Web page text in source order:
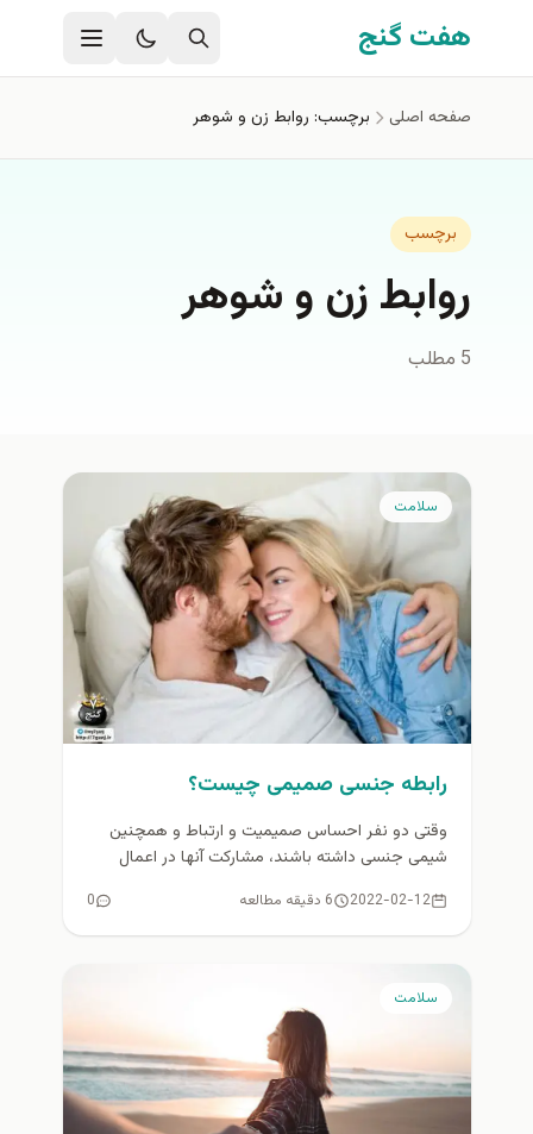
رفتن به محتوای اصلی
هفت گنج
صفحه اصلی برچسب: روابط زن و شوهر
برچسب
روابط زن و شوهر
5 مطلب
سلامت
رابطه جنسی صمیمی چیست؟
وقتی دو نفر احساس صمیمیت و ارتباط و همچنین
شیمی جنسی داشته باشند، مشارکت آنها در اعمال
2022-02-12 6 دقیقه مطالعه 0
سلامت